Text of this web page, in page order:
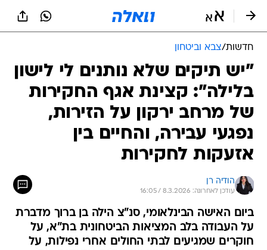
חדשות/צבא וביטחון
"יש תיקים שלא נותנים לי לישון
בלילה": קצינת אגף החקירות
של מרחב ירקון על הזירות,
נפגעי עבירה, והחיים בין
אזעקות לחקירות
הודיה רן
עודכן לאחרונה: 8.3.2026 / 16:05
ביום האישה הבינלאומי, סנ"צ הילה בן ברוך מדברת
על העבודה בלב המציאות הביטחונית בת"א, על
חוקרים שמגיעים לבתי החולים אחרי נפילות, על